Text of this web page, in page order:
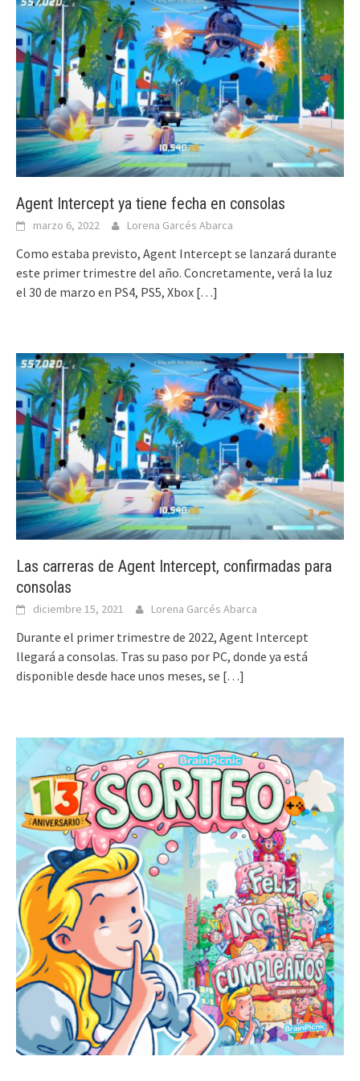
Agent Intercept ya tiene fecha en consolas
marzo 6, 2022 Lorena Garcés Abarca
Como estaba previsto, Agent Intercept se lanzará durante
este primer trimestre del año. Concretamente, verá la luz
el 30 de marzo en PS4, PS5, Xbox […]
Las carreras de Agent Intercept, confirmadas para
consolas
diciembre 15, 2021 Lorena Garcés Abarca
Durante el primer trimestre de 2022, Agent Intercept
llegará a consolas. Tras su paso por PC, donde ya está
disponible desde hace unos meses, se […]